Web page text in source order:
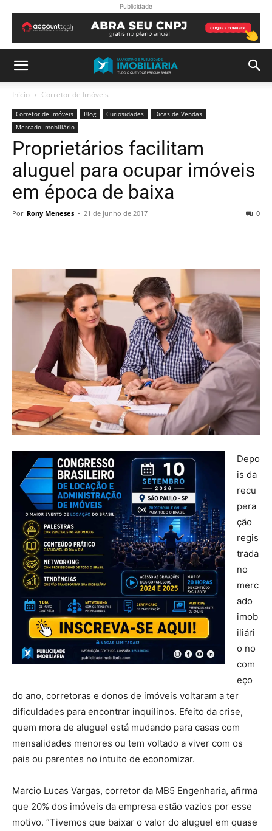
Publicidade
Início Corretor de Imóveis
Corretor de Imóveis Blog Curiosidades
Dicas de Vendas
Mercado Imobiliário
Proprietários facilitam
aluguel para ocupar imóveis
em época de baixa
Por Rony Meneses - 21 de junho de 2017 0
Depo
is da
recu
pera
ção
regis
trada
no
merc
ado
imob
iliári
o no
com
eço
do ano, corretoras e donos de imóveis voltaram a ter
dificuldades para encontrar inquilinos. Efeito da crise,
quem mora de aluguel está mudando para casas com
mensalidades menores ou tem voltado a viver com os
pais ou parentes no intuito de economizar.
Marcio Lucas Vargas, corretor da MB5 Engenharia, afirma
que 20% dos imóveis da empresa estão vazios por esse
motivo. “Tivemos que baixar o valor do aluguel em quase